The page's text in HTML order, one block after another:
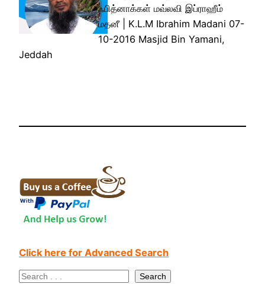
ஃபித்னாக்கள் மவ்லவி இப்ராஹீம்
மதனீ | K.L.M Ibrahim Madani 07-
10-2016 Masjid Bin Yamani,
Jeddah
Click here for Advanced Search
S
Search